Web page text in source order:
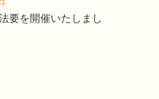
要を開催いたしまし